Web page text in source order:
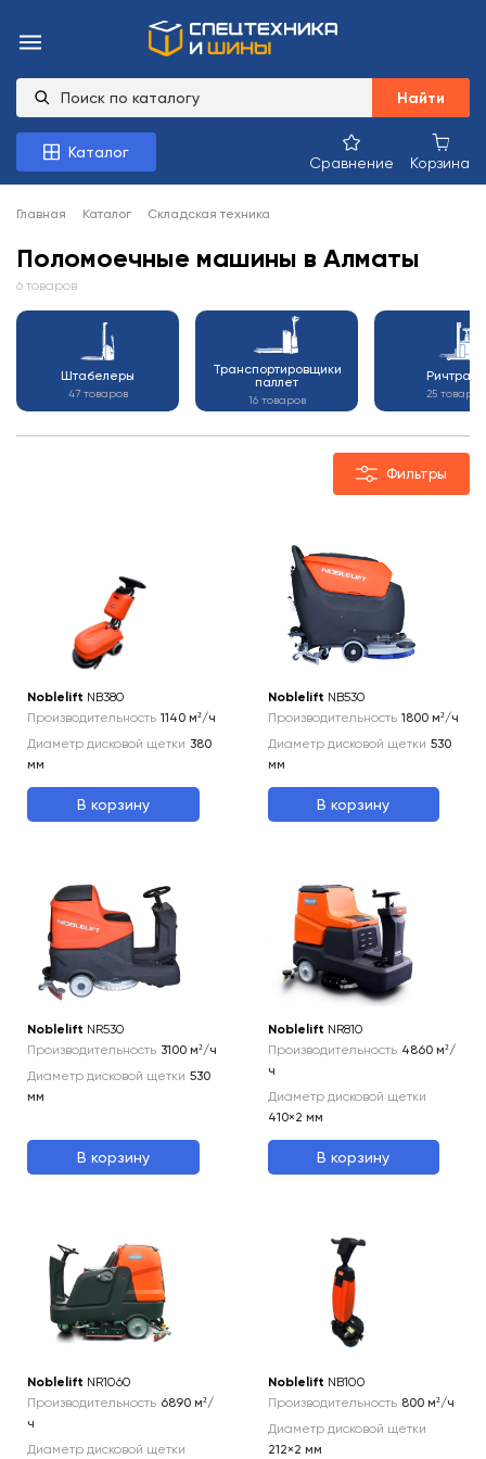
Найти
Каталог
Сравнение Корзина
Главная Каталог Складская техника
Поломоечные машины в Алматы
6 товаров
Штабелеры
47 товаров
Транспортировщики
паллет
16 товаров
Ричтраки
25 товаров
Фильтры
Noblelift NB380
Производительность 1140 м²/ч
Диаметр дисковой щетки 380
мм
В корзину
Noblelift NB530
Производительность 1800м²/ч
Диаметр дисковой щетки 530
мм
В корзину
Noblelift NR530
Производительность 3100 м²/ч
Диаметр дисковой щетки 530
мм
В корзину
Noblelift NR810
Производительность 4860м²/
ч
Диаметр дисковой щетки
410×2 мм
В корзину
Noblelift NR1060
Производительность 6890 м²/
ч
Диаметр дисковой щетки
Noblelift NB100
Производительность 800м²/ч
Диаметр дисковой щетки
212×2 мм